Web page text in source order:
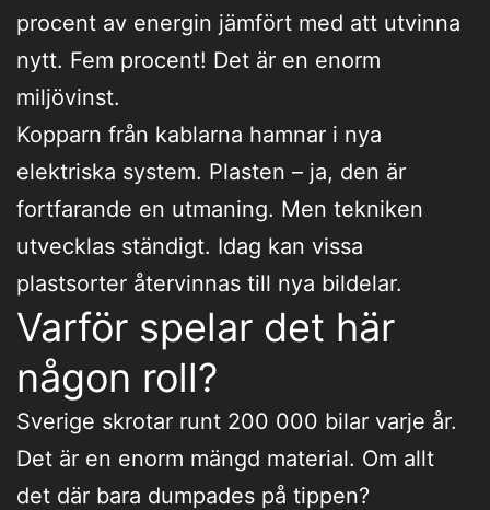
procent av energin jämfört med att utvinna
nytt. Fem procent! Det är en enorm
miljövinst.
Kopparn från kablarna hamnar i nya
elektriska system. Plasten – ja, den är
fortfarande en utmaning. Men tekniken
utvecklas ständigt. Idag kan vissa
plastsorter återvinnas till nya bildelar.
Varför spelar det här
någon roll?
Sverige skrotar runt 200 000 bilar varje år.
Det är en enorm mängd material. Om allt
det där bara dumpades på tippen?